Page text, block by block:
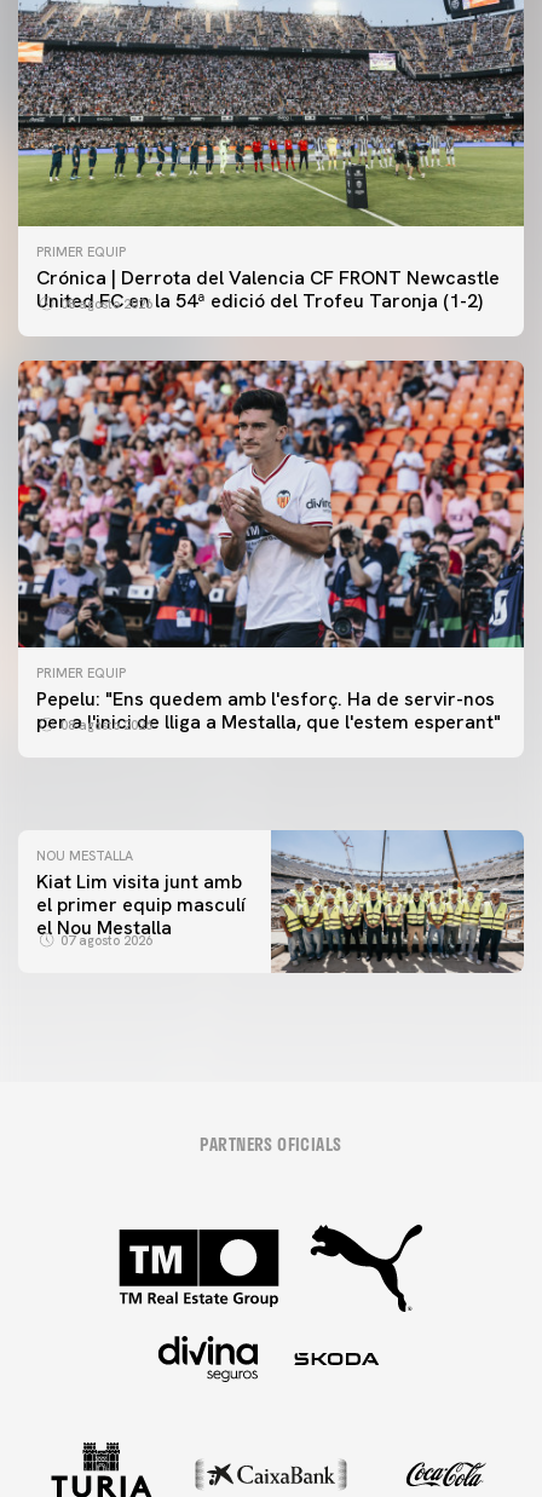
PRIMER EQUIP
Crónica | Derrota del Valencia CF FRONT Newcastle
United FC en la 54ª edició del Trofeu Taronja (1-2)
08 agosto 2026
PRIMER EQUIP
Pepelu: "Ens quedem amb l'esforç. Ha de servir-nos
per a l'inici de lliga a Mestalla, que l'estem esperant"
08 agosto 2026
PRIMER EQUIP
📸 #ValenciaNUFC
PRIMER EQUIP
MESTALLA 📍
NOU MESTALLA
Kiat Lim visita junt amb
el primer equip masculí
el Nou Mestalla
07 agosto 2026
PARTNERS OFICIALS